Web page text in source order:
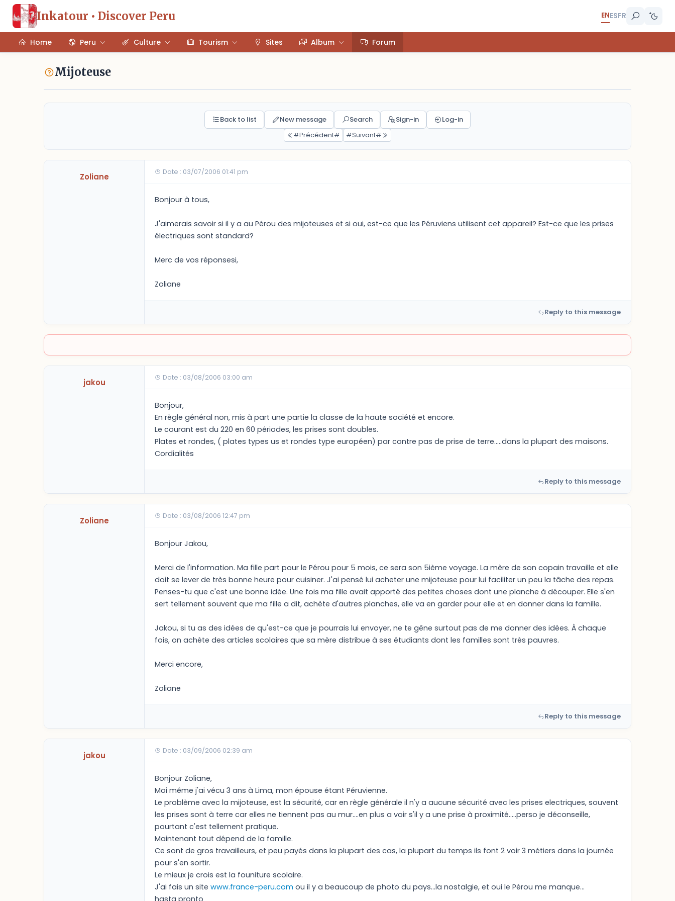
Inkatour • Discover Peru ENESFR
Home Peru Culture Tourism Sites Album Forum
Mijoteuse
Back to list New message Search Sign-in
Log-in
#Précédent#
#Suivant#
Zoliane Date : 03/07/2006 01:41 pm
Bonjour à tous,
J'aimerais savoir si il y a au Pérou des mijoteuses et si oui, est-ce que les Péruviens utilisent cet appareil? Est-ce que les prises
électriques sont standard?
Merc de vos réponsesi,
Zoliane
Reply to this message
jakou Date : 03/08/2006 03:00 am
Bonjour,
En règle général non, mis à part une partie la classe de la haute société et encore.
Le courant est du 220 en 60 périodes, les prises sont doubles.
Plates et rondes, ( plates types us et rondes type européen) par contre pas de prise de terre.....dans la plupart des maisons.
Cordialités
Reply to this message
Zoliane Date : 03/08/2006 12:47 pm
Bonjour Jakou,
Merci de l'information. Ma fille part pour le Pérou pour 5 mois, ce sera son 5ième voyage. La mère de son copain travaille et elle
doit se lever de très bonne heure pour cuisiner. J'ai pensé lui acheter une mijoteuse pour lui faciliter un peu la tâche des repas.
Penses-tu que c'est une bonne idée. Une fois ma fille avait apporté des petites choses dont une planche à découper. Elle s'en
sert tellement souvent que ma fille a dit, achète d'autres planches, elle va en garder pour elle et en donner dans la famille.
Jakou, si tu as des idées de qu'est-ce que je pourrais lui envoyer, ne te gêne surtout pas de me donner des idées. À chaque
fois, on achète des articles scolaires que sa mère distribue à ses étudiants dont les familles sont très pauvres.
Merci encore,
Zoliane
Reply to this message
jakou Date : 03/09/2006 02:39 am
Bonjour Zoliane,
Moi même j'ai vécu 3 ans à Lima, mon épouse étant Péruvienne.
Le problème avec la mijoteuse, est la sécurité, car en règle générale il n'y a aucune sécurité avec les prises electriques, souvent
les prises sont à terre car elles ne tiennent pas au mur....en plus a voir s'il y a une prise à proximité.....perso je déconseille,
pourtant c'est tellement pratique.
Maintenant tout dépend de la famille.
Ce sont de gros travailleurs, et peu payés dans la plupart des cas, la plupart du temps ils font 2 voir 3 métiers dans la journée
pour s'en sortir.
Le mieux je crois est la founiture scolaire.
J'ai fais un site www.france-peru.com ou il y a beaucoup de photo du pays...la nostalgie, et oui le Pérou me manque...
hasta pronto